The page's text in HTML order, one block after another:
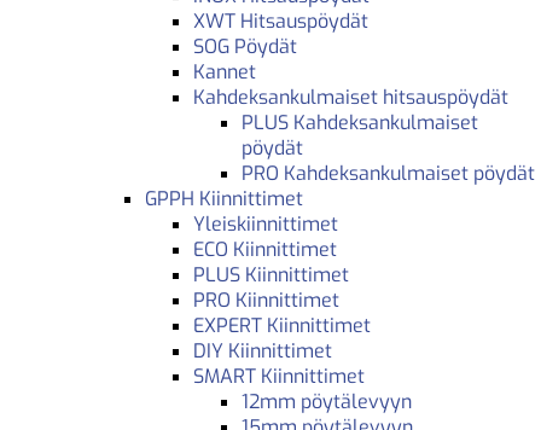
XWT Hitsauspöydät
SOG Pöydät
Kannet
Kahdeksankulmaiset hitsauspöydät
PLUS Kahdeksankulmaiset
pöydät
PRO Kahdeksankulmaiset pöydät
GPPH Kiinnittimet
Yleiskiinnittimet
ECO Kiinnittimet
PLUS Kiinnittimet
PRO Kiinnittimet
EXPERT Kiinnittimet
DIY Kiinnittimet
SMART Kiinnittimet
12mm pöytälevyyn